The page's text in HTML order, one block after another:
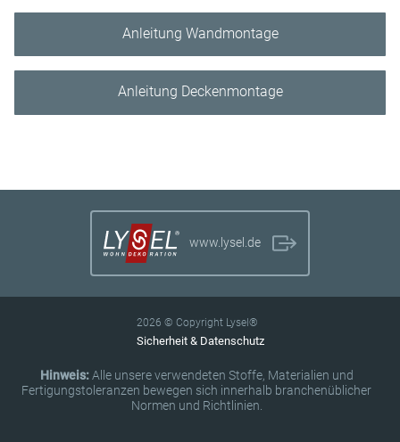
Anleitung Wandmontage
Anleitung Deckenmontage
www.lysel.de
2026 © Copyright Lysel®
Sicherheit & Datenschutz
Hinweis:Alle unsere verwendeten Stoffe, Materialien und
Fertigungstoleranzen bewegen sich innerhalb branchenüblicher
Normen und Richtlinien.